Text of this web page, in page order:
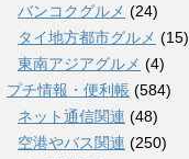
バンコクグルメ (24)
タイ地方都市グルメ (15)
東南アジアグルメ (4)
プチ情報・便利帳 (584)
ネット通信関連 (48)
空港やバス関連 (250)